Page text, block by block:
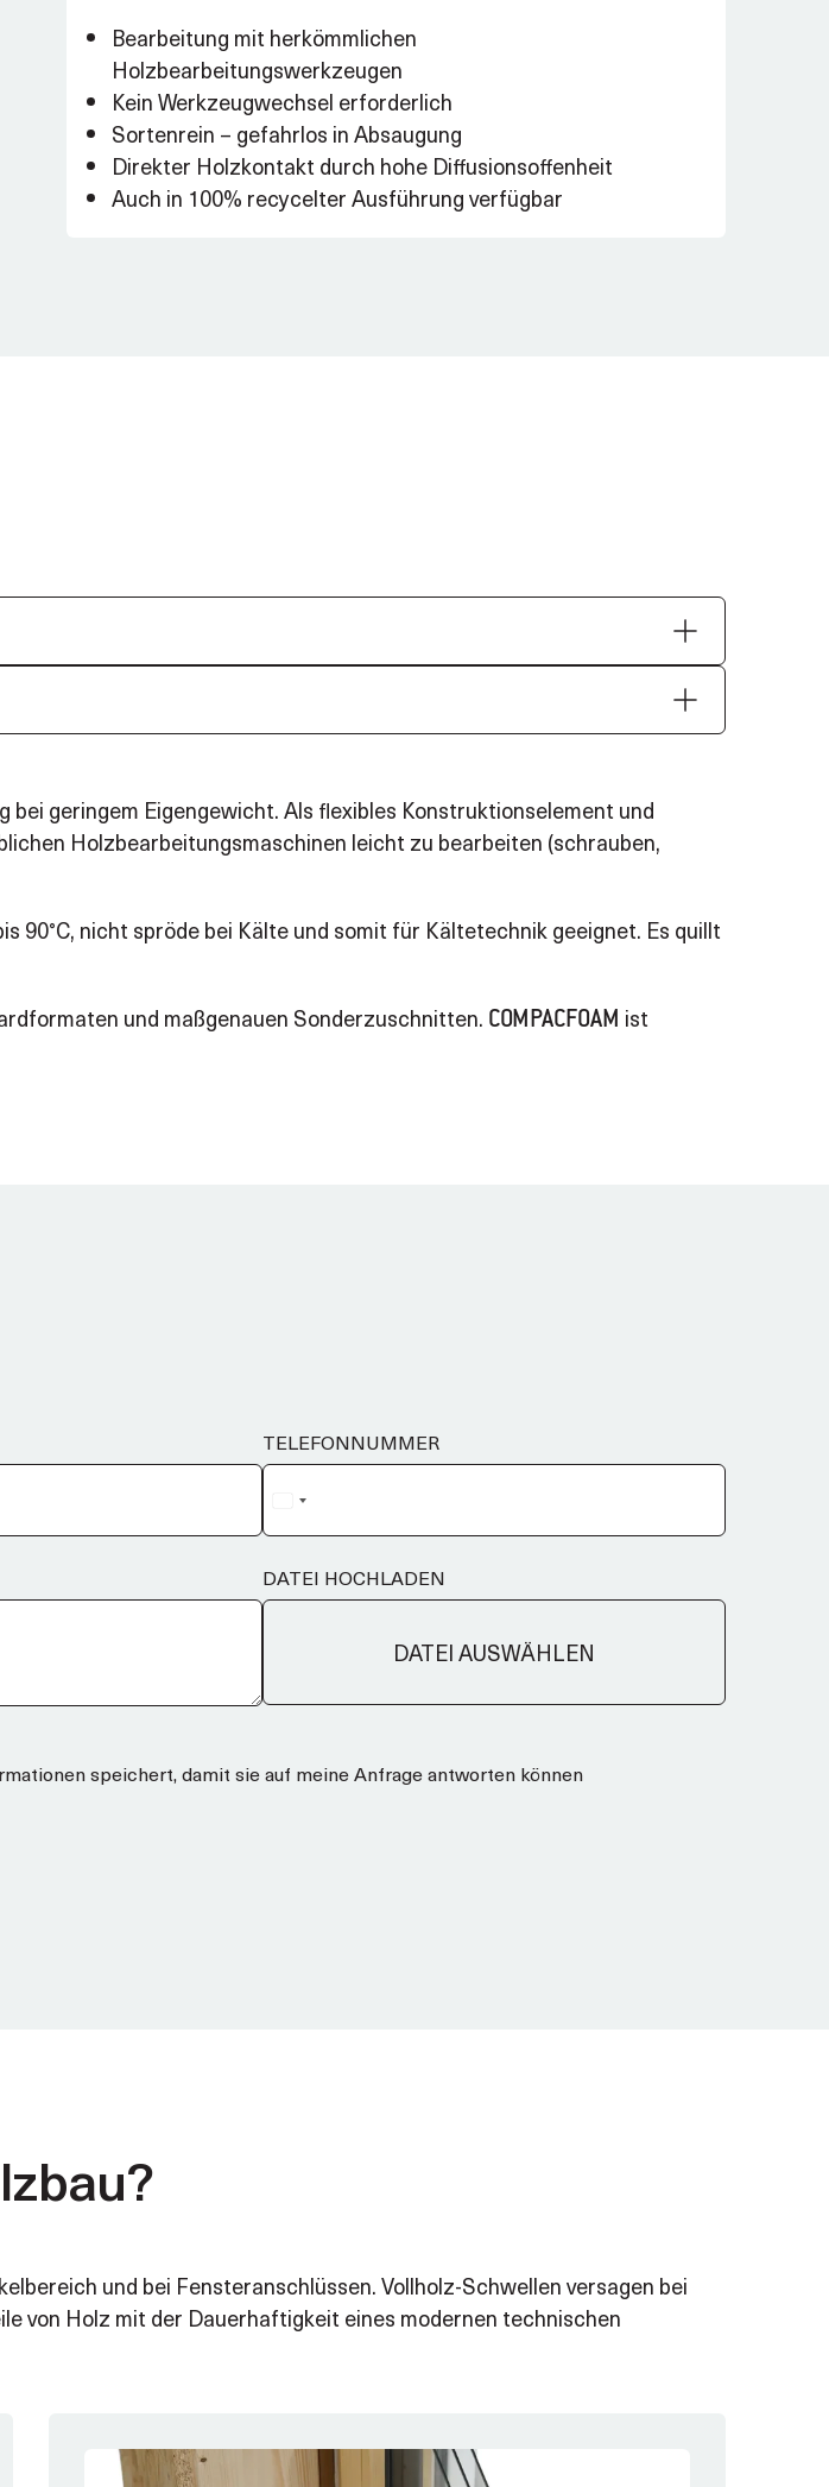
Bearbeitung mit herkömmlichen
Holzbearbeitungswerkzeugen
Kein Werkzeugwechsel erforderlich
Sortenrein – gefahrlos in Absaugung
Direkter Holzkontakt durch hohe Diffusionsoffenheit
Auch in 100% recycelter Ausführung verfügbar
geringem Eigengewicht. Als flexibles Konstruktionselement und
Holzbearbeitungsmaschinen leicht zu bearbeiten (schrauben,
nicht spröde bei Kälte und somit für Kältetechnik geeignet. Es quillt
und maßgenauen Sonderzuschnitten. COMPACFOAM ist
TELEFONNUMMER
DATEI HOCHLADEN
DATEI AUSWÄHLEN
speichert, damit sie auf meine Anfrage antworten können
und bei Fensteranschlüssen. Vollholz-Schwellen versagen bei
von Holz mit der Dauerhaftigkeit eines modernen technischen